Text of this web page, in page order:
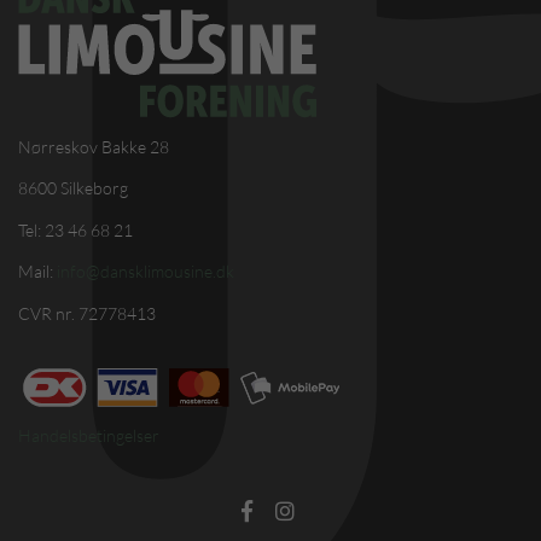
Nørreskov Bakke 28
8600 Silkeborg
Tel: 23 46 68 21
Mail: info@dansklimousine.dk
CVR nr. 72778413
Handelsbetingelser